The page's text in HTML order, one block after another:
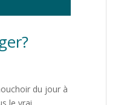
du jour à
le vrai